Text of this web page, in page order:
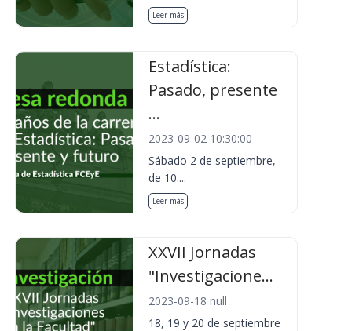
Leer más
Estadística:
Pasado, presente
...
2023-09-02 10:30:00
Sábado 2 de septiembre,
de 10....
Leer más
XXVII Jornadas
"Investigacione...
2023-09-18 null
18, 19 y 20 de septiembre